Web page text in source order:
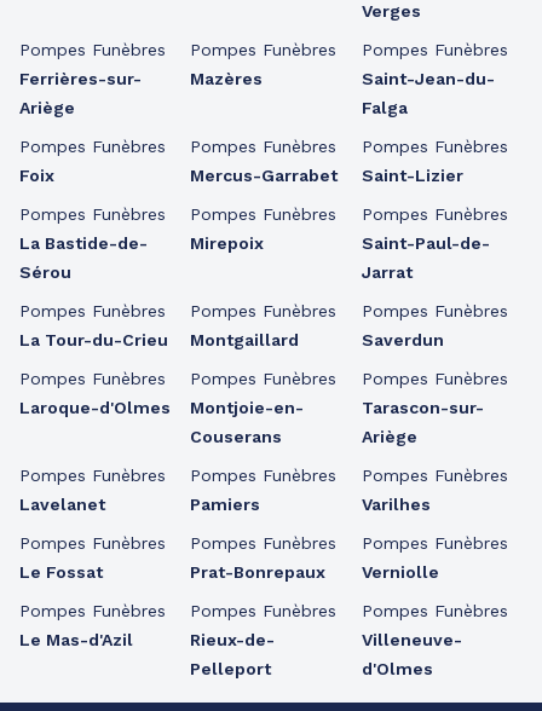
Pompes Funèbres
Ferrières-sur-
Ariège
Pompes Funèbres
Foix
Pompes Funèbres
La Bastide-de-
Sérou
Pompes Funèbres
La Tour-du-Crieu
Pompes Funèbres
Laroque-d'Olmes
Pompes Funèbres
Lavelanet
Pompes Funèbres
Le Fossat
Pompes Funèbres
Le Mas-d'Azil
Pompes Funèbres
Mazères
Pompes Funèbres
Mercus-Garrabet
Pompes Funèbres
Mirepoix
Pompes Funèbres
Montgaillard
Pompes Funèbres
Montjoie-en-
Couserans
Pompes Funèbres
Pamiers
Pompes Funèbres
Prat-Bonrepaux
Pompes Funèbres
Rieux-de-
Pelleport
Verges
Pompes Funèbres
Saint-Jean-du-
Falga
Pompes Funèbres
Saint-Lizier
Pompes Funèbres
Saint-Paul-de-
Jarrat
Pompes Funèbres
Saverdun
Pompes Funèbres
Tarascon-sur-
Ariège
Pompes Funèbres
Varilhes
Pompes Funèbres
Verniolle
Pompes Funèbres
Villeneuve-
d'Olmes